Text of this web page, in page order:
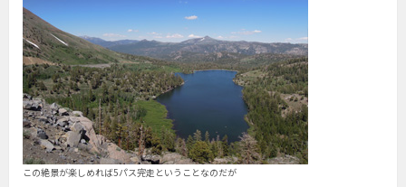
この絶景が楽しめれば5パス完走ということなのだが